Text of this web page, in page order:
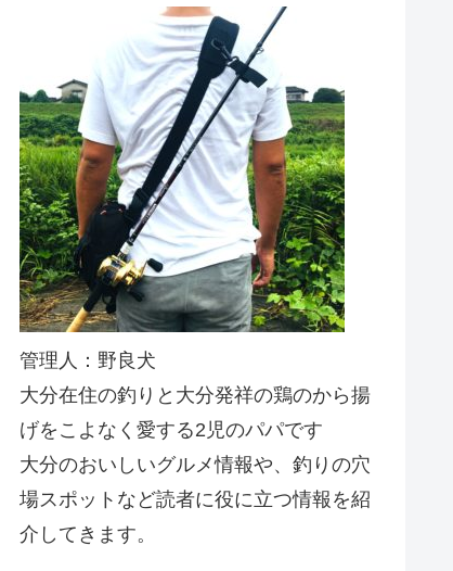
管理人：野良犬
大分在住の釣りと大分発祥の鶏のから揚
げをこよなく愛する2児のパパです
大分のおいしいグルメ情報や、釣りの穴
場スポットなど読者に役に立つ情報を紹
介してきます。